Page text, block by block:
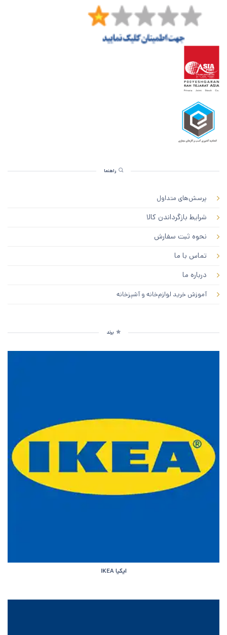
راهنما
پرسش‌های متداول
شرایط بازگرداندن کالا
نحوه ثبت سفارش
تماس با ما
درباره ما
آموزش خرید لوازم‌خانه و آشپزخانه
برند
ایکیا IKEA